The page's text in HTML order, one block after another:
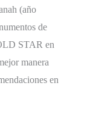
(año
de
STAR en
manera
en